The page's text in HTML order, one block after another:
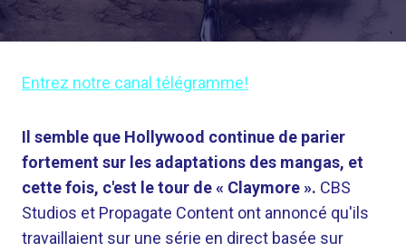
Entrez notre canal télégramme!
Il semble que Hollywood continue de parier
fortement sur les adaptations des mangas, et
cette fois, c'est le tour de « Claymore ». CBS
Studios et Propagate Content ont annoncé qu'ils
travaillaient sur une série en direct basée sur